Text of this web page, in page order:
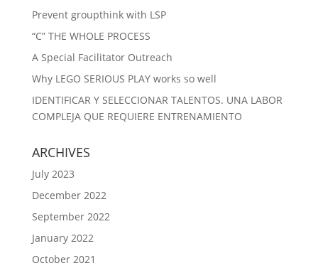
Prevent groupthink with LSP
“C” THE WHOLE PROCESS
A Special Facilitator Outreach
Why LEGO SERIOUS PLAY works so well
IDENTIFICAR Y SELECCIONAR TALENTOS. UNA LABOR
COMPLEJA QUE REQUIERE ENTRENAMIENTO
ARCHIVES
July 2023
December 2022
September 2022
January 2022
October 2021